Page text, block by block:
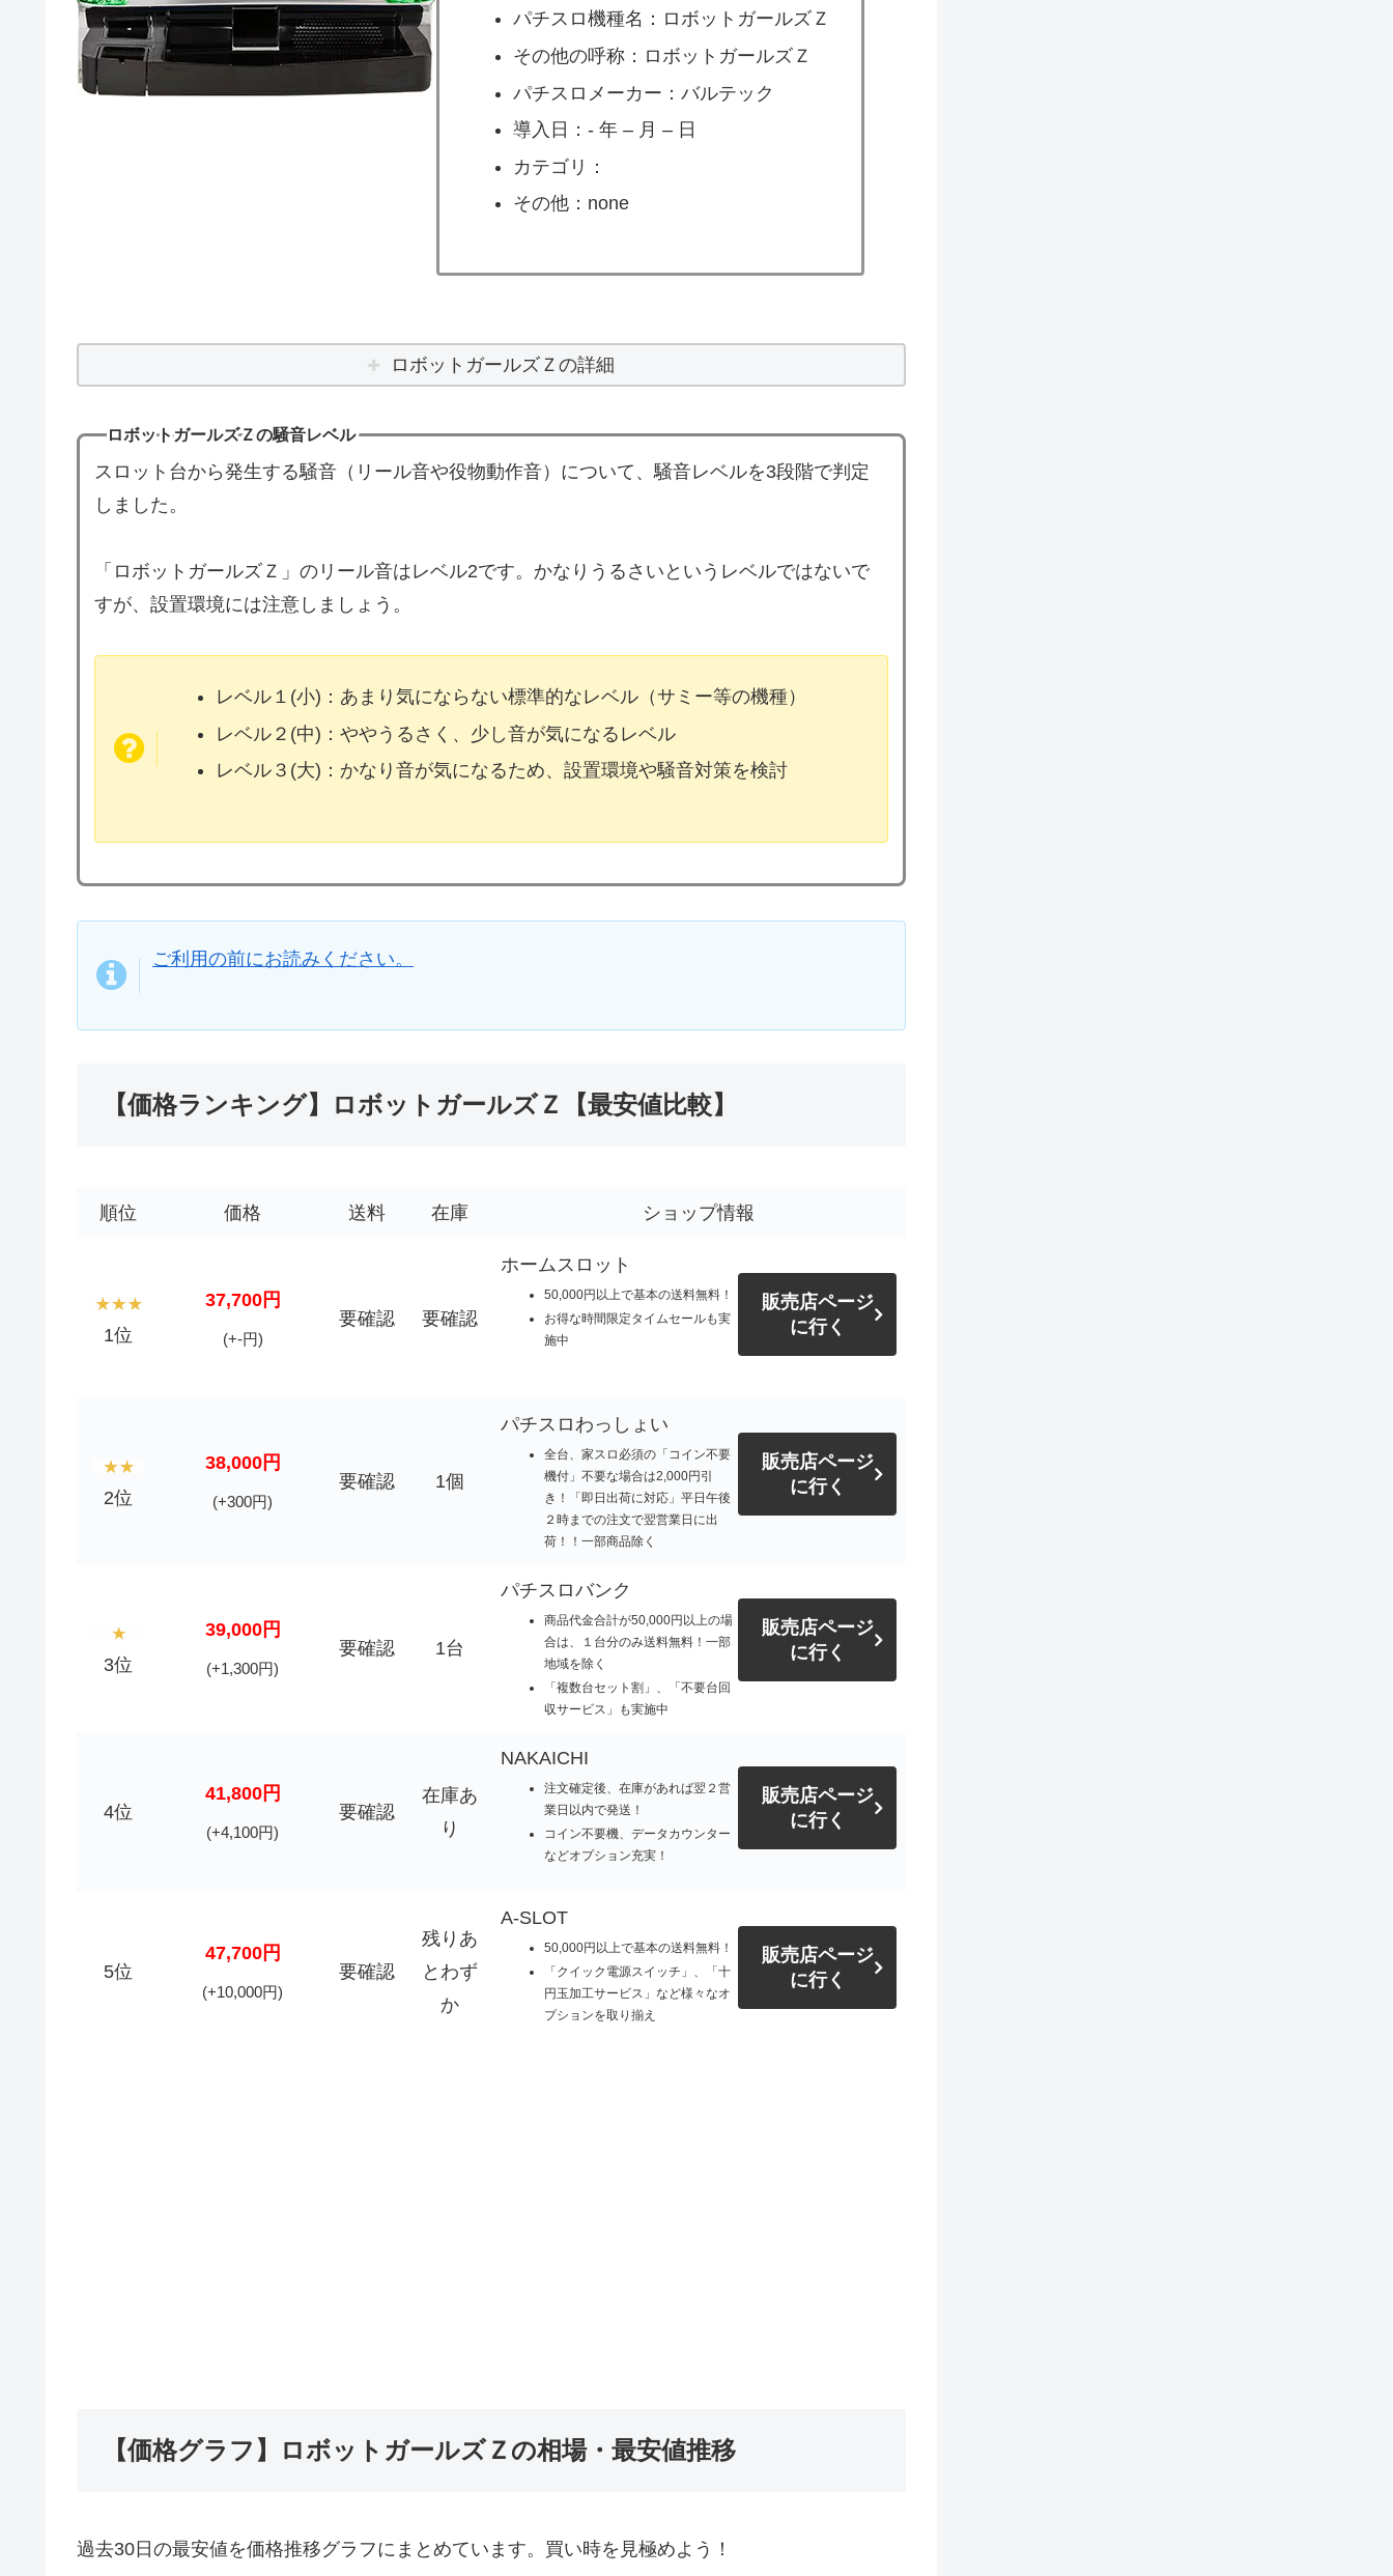
パチスロ機種名：ロボットガールズＺ
その他の呼称：ロボットガールズＺ
パチスロメーカー：バルテック
導入日：- 年 – 月 – 日
カテゴリ：
その他：none
ロボットガールズＺの詳細
ロボットガールズＺの騒音レベル
スロット台から発生する騒音（リール音や役物動作音）について、騒音レベルを3段階で判定
しました。
「ロボットガールズＺ」のリール音はレベル2です。かなりうるさいというレベルではないで
すが、設置環境には注意しましょう。
レベル１(小)：あまり気にならない標準的なレベル（サミー等の機種）
レベル２(中)：ややうるさく、少し音が気になるレベル
レベル３(大)：かなり音が気になるため、設置環境や騒音対策を検討
ご利用の前にお読みください。
【価格ランキング】ロボットガールズＺ【最安値比較】
順位 価格 送料 在庫 ショップ情報
1位
37,700円
(+-円)
要確認 要確認
ホームスロット
50,000円以上で基本の送料無料！
お得な時間限定タイムセールも実
施中
販売店ページ
に行く
2位
38,000円
(+300円)
要確認 1個
パチスロわっしょい
全台、家スロ必須の「コイン不要
機付」不要な場合は2,000円引
き！「即日出荷に対応」平日午後
２時までの注文で翌営業日に出
荷！！一部商品除く
販売店ページ
に行く
3位
39,000円
(+1,300円)
要確認 1台
パチスロバンク
商品代金合計が50,000円以上の場
合は、１台分のみ送料無料！一部
地域を除く
「複数台セット割」、「不要台回
収サービス」も実施中
販売店ページ
に行く
4位
41,800円
(+4,100円)
要確認
在庫あ
り
NAKAICHI
注文確定後、在庫があれば翌２営
業日以内で発送！
コイン不要機、データカウンター
などオプション充実！
販売店ページ
に行く
5位
47,700円
(+10,000円)
要確認
残りあ
とわず
か
A-SLOT
50,000円以上で基本の送料無料！
「クイック電源スイッチ」、「十
円玉加工サービス」など様々なオ
プションを取り揃え
販売店ページ
に行く
【価格グラフ】ロボットガールズＺの相場・最安値推移
過去30日の最安値を価格推移グラフにまとめています。買い時を見極めよう！